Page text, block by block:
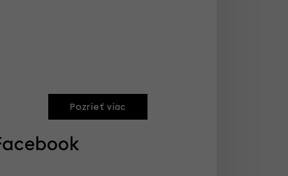
Pozrieť viac